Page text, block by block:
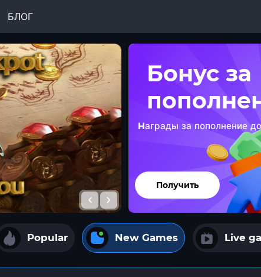
БЛОГ
Бонус за
Hаграды за пополнение
Получить
Popular New Games Live